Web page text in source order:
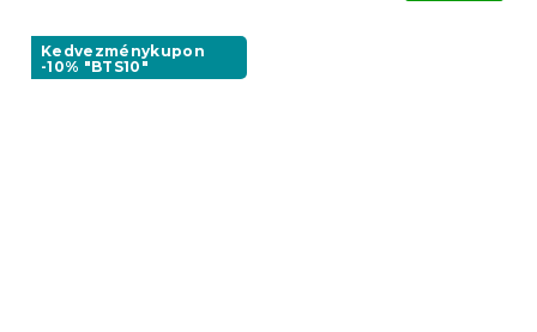
Kedvezménykupon
-10% "BTS10"